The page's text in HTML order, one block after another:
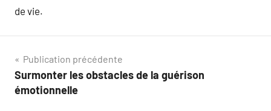
de vie.
Navigation
de
Publication précédente
Surmonter les obstacles de la guérison
émotionnelle